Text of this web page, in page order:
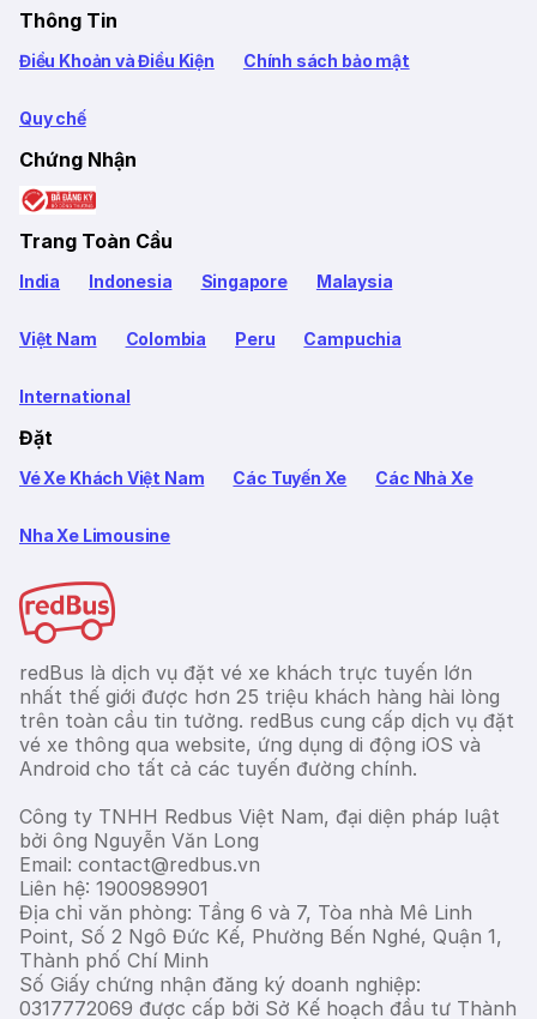
Thông Tin
Điều Khoản và Điều Kiện Chính sách bảo mật
Quy chế
Chứng Nhận
Trang Toàn Cầu
India Indonesia Singapore Malaysia
Việt Nam Colombia Peru Campuchia
International
Đặt
Vé Xe Khách Việt Nam Các Tuyến Xe Các Nhà Xe
Nha Xe Limousine
redBus là dịch vụ đặt vé xe khách trực tuyến lớn
nhất thế giới được hơn 25 triệu khách hàng hài lòng
trên toàn cầu tin tưởng. redBus cung cấp dịch vụ đặt
vé xe thông qua website, ứng dụng di động iOS và
Android cho tất cả các tuyến đường chính.
Công ty TNHH Redbus Việt Nam, đại diện pháp luật
bởi ông Nguyễn Văn Long
Email: contact@redbus.vn
Liên hệ: 1900989901
Địa chỉ văn phòng: Tầng 6 và 7, Tòa nhà Mê Linh
Point, Số 2 Ngô Đức Kế, Phường Bến Nghé, Quận 1,
Thành phố Chí Minh
Số Giấy chứng nhận đăng ký doanh nghiệp:
0317772069 được cấp bởi Sở Kế hoạch đầu tư Thành